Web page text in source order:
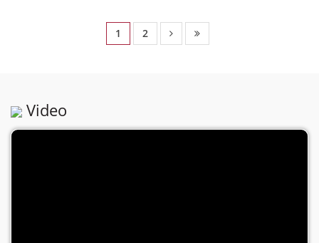
1 2
Video